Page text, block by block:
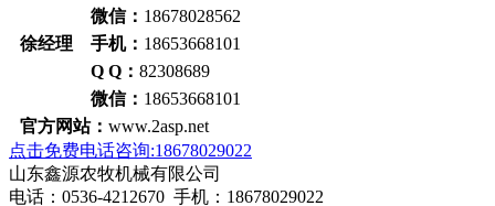
微信： 18678028562
徐经理 手机： 18653668101
Q Q： 82308689
微信： 18653668101
官方网站： www.2asp.net
点击免费电话咨询:18678029022
山东鑫源农牧机械有限公司
电话：0536-4212670 手机：18678029022